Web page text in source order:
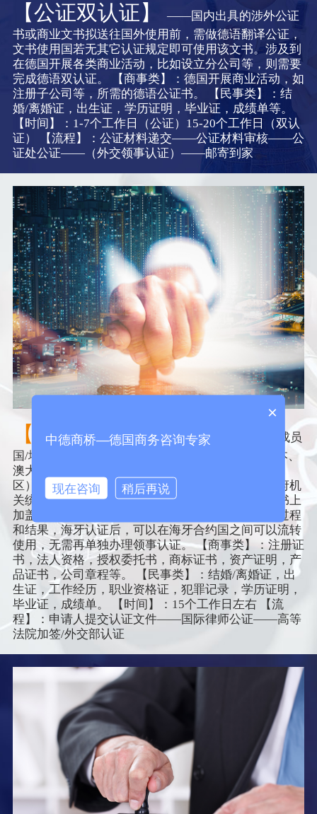
【公证双认证】
——国内出具的涉外公证
书或商业文书拟送往国外使用前，需做德语翻译公证，
文书使用国若无其它认证规定即可使用该文书。涉及到
在德国开展各类商业活动，比如设立分公司等，则需要
完成德语双认证。 【商事类】：德国开展商业活动，如
注册子公司等，所需的德语公证书。 【民事类】：结
婚/离婚证，出生证，学历证明，毕业证，成绩单等。
【时间】：1-7个工作日（公证）15-20个工作日（双认
证） 【流程】：公证材料递交——公证材料审核——公
证处公证——（外交领事认证）——邮寄到家
【海牙认证】——是海牙签约国（目前成员
国/地区有102个，如德国、法国、韩国、美国、日本、
澳大利亚、中国香港 及中国澳门都是公约成员国/地
区）之间相互承认的文书，具体是由海牙成员国政府机
关统一签发，对原文件进行的二级认证，并在认证书上
加盖印章或标签，对文书的真实性予以确认的行为过程
和结果，海牙认证后，可以在海牙合约国之间可以流转
使用，无需再单独办理领事认证。 【商事类】：注册证
书，法人资格，授权委托书，商标证书，资产证明，产
品证书，公司章程等。 【民事类】：结婚/离婚证，出
生证，工作经历，职业资格证，犯罪记录，学历证明，
毕业证，成绩单。 【时间】：15个工作日左右 【流
程】：申请人提交认证文件——国际律师公证——高等
法院加签/外交部认证
×
中德商桥—德国商务咨询专家
现在咨询 稍后再说